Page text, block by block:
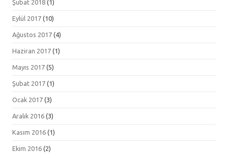
Şubat 2018 (1)
Eylül 2017 (10)
Ağustos 2017 (4)
Haziran 2017 (1)
Mayıs 2017 (5)
Şubat 2017 (1)
Ocak 2017 (3)
Aralık 2016 (3)
Kasım 2016 (1)
Ekim 2016 (2)